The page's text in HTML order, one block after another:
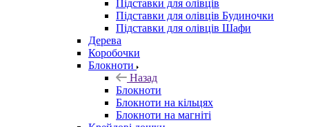
Підставки для олівців
Підставки для олівців Будиночки
Підставки для олівців Шафи
Дерева
Коробочки
Блокноти
Назад
Блокноти
Блокноти на кільцях
Блокноти на магніті